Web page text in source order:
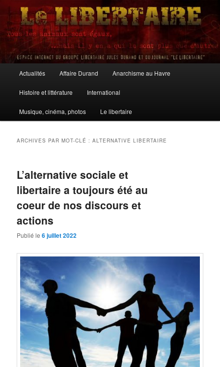
Aller
contenu
principal
Aller
contenu
secondaire
Le Libertaire
principal
Actualités Affaire Durand Anarchisme au Havre
Histoire et littérature International
Musique, cinéma, photos Le libertaire
ARCHIVES PAR MOT-CLÉ :ALTERNATIVE LIBERTAIRE
L’alternative sociale et
libertaire a toujours été au
coeur de nos discours et
actions
Publié le6 juillet 2022